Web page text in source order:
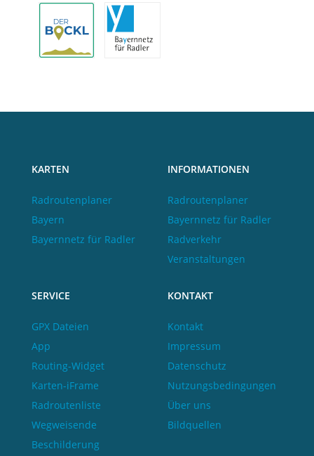
KARTEN
Radroutenplaner
Bayern
Bayernnetz für Radler
INFORMATIONEN
Radroutenplaner
Bayernnetz für Radler
Radverkehr
Veranstaltungen
SERVICE
GPX Dateien
App
Routing-Widget
Karten-iFrame
Radroutenliste
Wegweisende
Beschilderung
KONTAKT
Kontakt
Impressum
Datenschutz
Nutzungsbedingungen
Über uns
Bildquellen